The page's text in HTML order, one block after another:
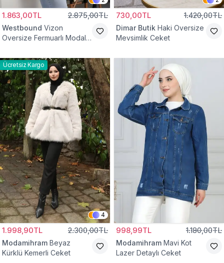
1.863,00TL 2.875,00TL
Westbound Vizon
Oversize Fermuarlı Modal
730,00TL 1.420,00TL
Dimar Butik Haki Oversize
Mevsimlik Ceket
Ücretsiz Kargo
4
1.998,90TL 2.300,00TL
Modamihram Beyaz
Kürklü Kemerli Ceket
998,99TL 1.180,00TL
Modamihram Mavi Kot
Lazer Detaylı Ceket